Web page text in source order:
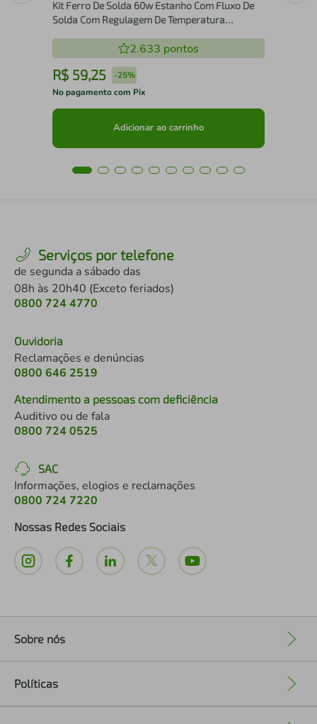
Kit Ferro De Solda 60w Estanho Com Fluxo De
Solda Com Regulagem De Temperatura
2.633 pontos
R$ 59,25 -25%
No pagamento com Pix
Adicionar ao carrinho
Serviços por telefone
de segunda a sábado das
08h às 20h40 (Exceto feriados)
0800 724 4770
Ouvidoria
Reclamações e denúncias
0800 646 2519
Atendimento a pessoas com deficiência
Auditivo ou de fala
0800 724 0525
SAC
Informações, elogios e reclamações
0800 724 7220
Nossas Redes Sociais
Sobre nós
Políticas